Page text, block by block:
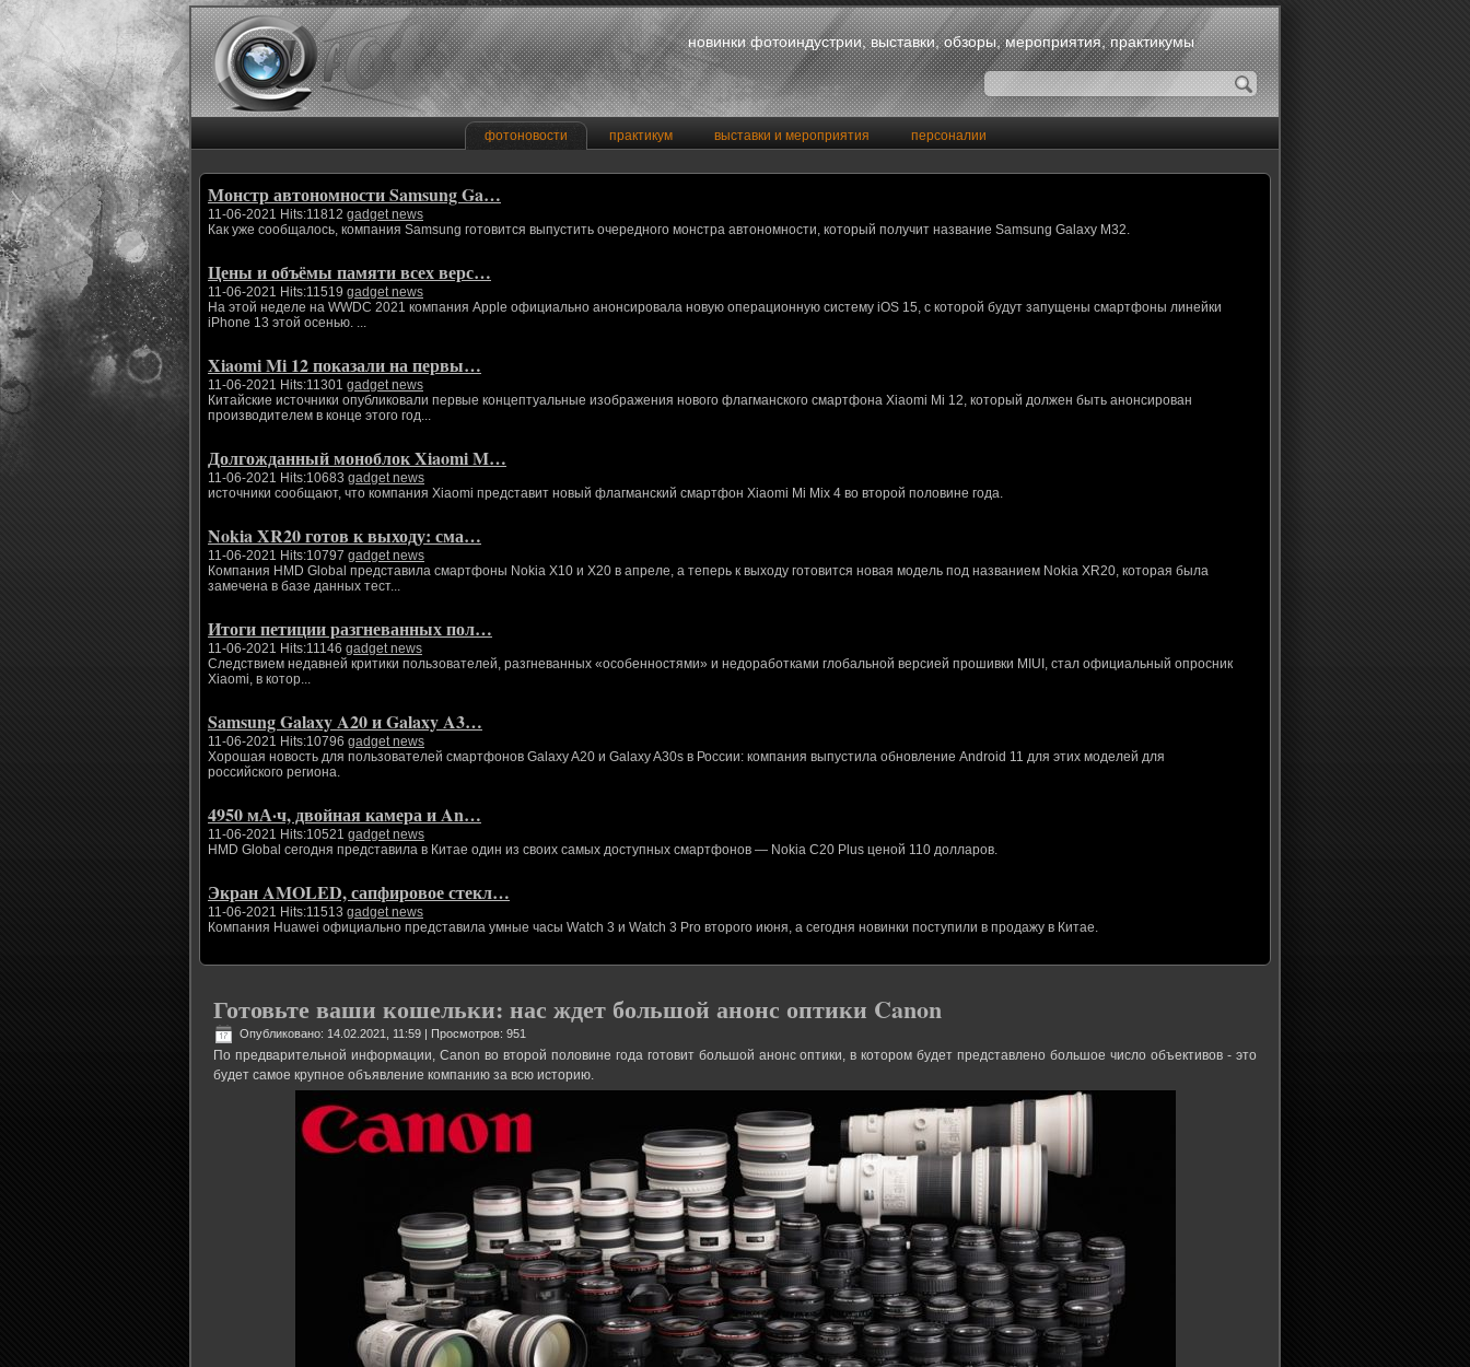
новинки фотоиндустрии, выставки, обзоры, мероприятия, практикумы
фотоновости практикум выставки и мероприятия персоналии
Монстр автономности Samsung Ga…
11-06-2021 Hits:11812 gadget news
Как уже сообщалось, компания Samsung готовится выпустить очередного монстра автономности, который получит название Samsung Galaxy M32.
Цены и объёмы памяти всех верс…
11-06-2021 Hits:11519 gadget news
На этой неделе на WWDC 2021 компания Apple официально анонсировала новую операционную систему iOS 15, с которой будут запущены смартфоны линейки
iPhone 13 этой осенью. ...
Xiaomi Mi 12 показали на первы…
11-06-2021 Hits:11301 gadget news
Китайские источники опубликовали первые концептуальные изображения нового флагманского смартфона Xiaomi Mi 12, который должен быть анонсирован
производителем в конце этого год...
Долгожданный моноблок Xiaomi M…
11-06-2021 Hits:10683 gadget news
источники сообщают, что компания Xiaomi представит новый флагманский смартфон Xiaomi Mi Mix 4 во второй половине года.
Nokia XR20 готов к выходу: сма…
11-06-2021 Hits:10797 gadget news
Компания HMD Global представила смартфоны Nokia X10 и X20 в апреле, а теперь к выходу готовится новая модель под названием Nokia XR20, которая была
замечена в базе данных тест...
Итоги петиции разгневанных пол…
11-06-2021 Hits:11146 gadget news
Следствием недавней критики пользователей, разгневанных «особенностями» и недоработками глобальной версией прошивки MIUI, стал официальный опросник
Xiaomi, в котор...
Samsung Galaxy A20 и Galaxy A3…
11-06-2021 Hits:10796 gadget news
Хорошая новость для пользователей смартфонов Galaxy A20 и Galaxy A30s в России: компания выпустила обновление Android 11 для этих моделей для
российского региона.
4950 мА·ч, двойная камера и An…
11-06-2021 Hits:10521 gadget news
HMD Global сегодня представила в Китае один из своих самых доступных смартфонов — Nokia C20 Plus ценой 110 долларов.
Экран AMOLED, сапфировое стекл…
11-06-2021 Hits:11513 gadget news
Компания Huawei официально представила умные часы Watch 3 и Watch 3 Pro второго июня, а сегодня новинки поступили в продажу в Китае.
Готовьте ваши кошельки: нас ждет большой анонс оптики Canon
Опубликовано: 14.02.2021, 11:59 | Просмотров: 951
По предварительной информации, Canon во второй половине года готовит большой анонс оптики, в котором будет представлено большое число объективов - это
будет самое крупное объявление компанию за всю историю.